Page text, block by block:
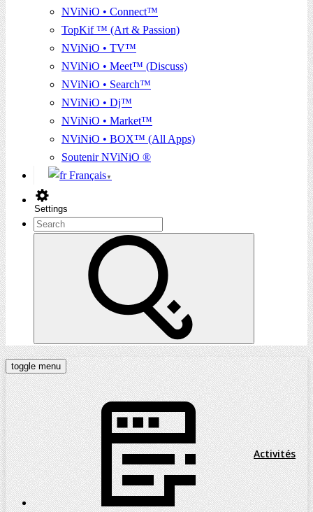
NViNiO • Connect™
TopKif ™ (Art & Passion)
NViNiO • TV™
NViNiO • Meet™ (Discuss)
NViNiO • Search™
NViNiO • Dj™
NViNiO • Market™
NViNiO • BOX™ (All Apps)
Soutenir NViNiO ®
Français ▼
Settings
toggle menu
Activités